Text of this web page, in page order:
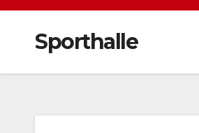
Sporthalle